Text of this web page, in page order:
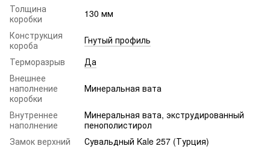
Толщина
коробки
130 мм
Конструкция
короба
Гнутый профиль
Терморазрыв
Да
Внешнее
наполнение
коробки
Минеральная вата
Внутреннее
наполнение
Минеральная вата, экструдированный
пенополистирол
Замок верхний
Сувальдный Kale 257 (Турция)